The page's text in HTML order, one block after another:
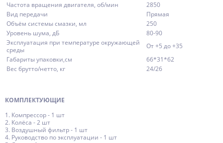
Частота вращения двигателя, об/мин
2850
Вид передачи
Прямая
Объём системы смазки, мл
250
Уровень шума, дБ
80-90
Эксплуатация при температуре окружающей
среды
От +5 до +35
Габариты упаковки,см
66*31*62
Вес брутто/нетто, кг
24/26
КОМПЛЕКТУЮЩИЕ
1. Компрессор - 1 шт
2. Колёса - 2 шт
3. Воздушный фильтр - 1 шт
4. Руководство по эксплуатации - 1 шт